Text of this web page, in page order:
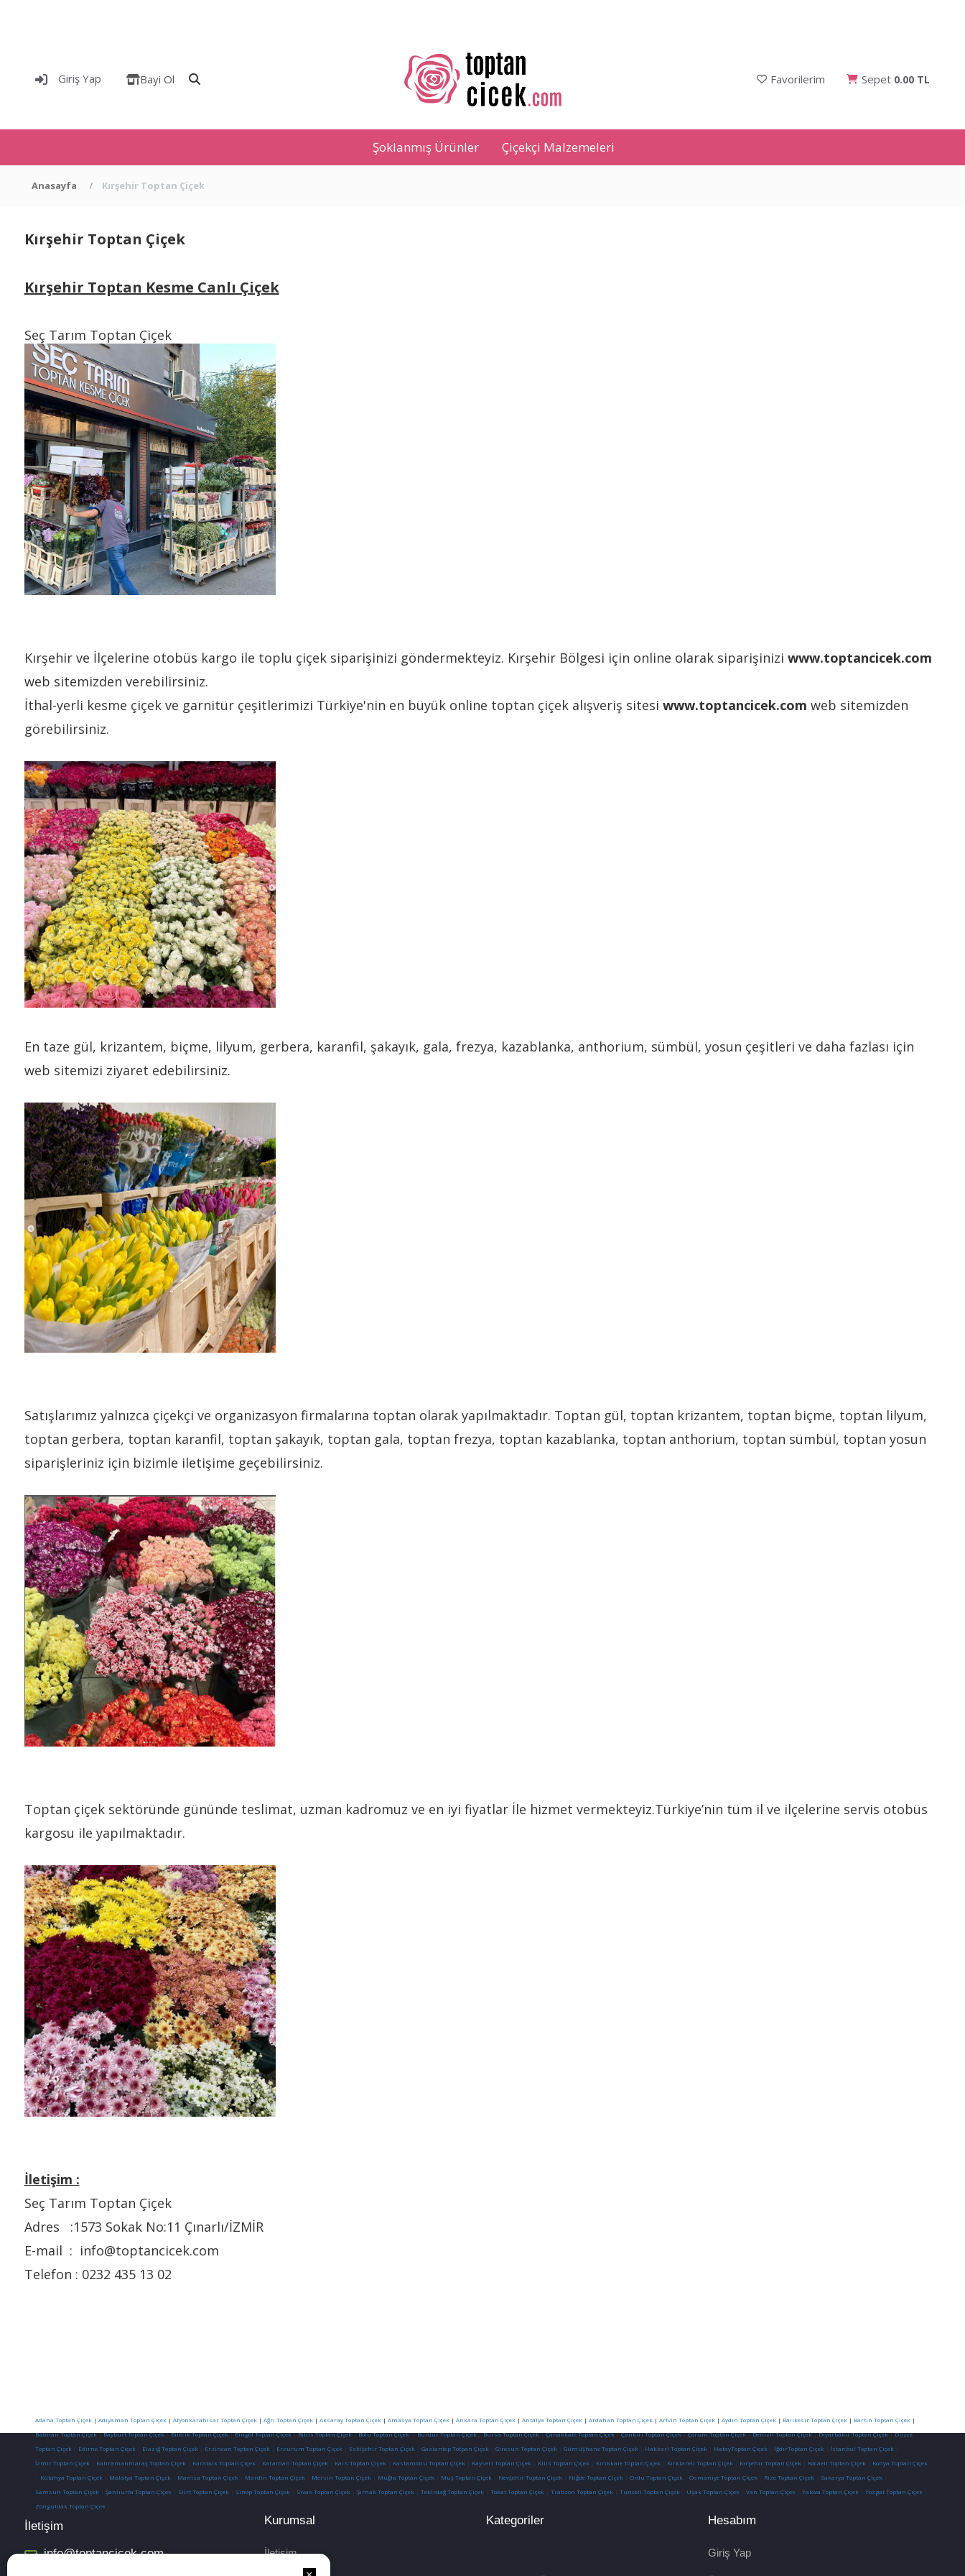
Giriş Yap Bayi Ol Favorilerim Sepet 0.00 TL
Şoklanmış Ürünler Çiçekçi Malzemeleri
Anasayfa Kırşehir Toptan Çiçek
Kırşehir Toptan Çiçek
Kırşehir Toptan Kesme Canlı Çiçek
Seç Tarım Toptan Çiçek
Kırşehir ve İlçelerine otobüs kargo ile toplu çiçek siparişinizi göndermekteyiz. Kırşehir Bölgesi için online olarak siparişinizi www.toptancicek.com
web sitemizden verebilirsiniz.
İthal-yerli kesme çiçek ve garnitür çeşitlerimizi Türkiye'nin en büyük online toptan çiçek alışveriş sitesi www.toptancicek.com web sitemizden
görebilirsiniz.
En taze gül, krizantem, biçme, lilyum, gerbera, karanfil, şakayık, gala, frezya, kazablanka, anthorium, sümbül, yosun çeşitleri ve daha fazlası için
web sitemizi ziyaret edebilirsiniz.
Satışlarımız yalnızca çiçekçi ve organizasyon firmalarına toptan olarak yapılmaktadır. Toptan gül, toptan krizantem, toptan biçme, toptan lilyum,
toptan gerbera, toptan karanfil, toptan şakayık, toptan gala, toptan frezya, toptan kazablanka, toptan anthorium, toptan sümbül, toptan yosun
siparişleriniz için bizimle iletişime geçebilirsiniz.
Toptan çiçek sektöründe gününde teslimat, uzman kadromuz ve en iyi fiyatlar İle hizmet vermekteyiz.Türkiye’nin tüm il ve ilçelerine servis otobüs
kargosu ile yapılmaktadır.
İletişim :
Seç Tarım Toptan Çiçek
Adres :1573 Sokak No:11 Çınarlı/İZMİR
E-mail : info@toptancicek.com
Telefon : 0232 435 13 02
Adana Toptan Çiçek| Adıyaman Toptan Çiçek| Afyonkarahisar Toptan Çiçek| Ağrı Toptan Çiçek| Aksaray Toptan Çiçek| Amasya Toptan Çiçek| Ankara Toptan Çiçek| Antalya Toptan Çiçek| Ardahan Toptan Çiçek| Artvin Toptan Çiçek| Aydın Toptan Çiçek| Balıkesir Toptan Çiçek| Bartın Toptan Çiçek|
Batman Toptan Çiçek|Bayburt Toptan Çiçek|Bilecik Toptan Çiçek|Bingöl Toptan Çiçek|Bitlis Toptan Çiçek|Bolu Toptan Çiçek|Burdur Toptan Çiçek|Bursa Toptan Çiçek|Çanakkale Toptan Çiçek|Çankırı Toptan Çiçek|Çorum Toptan Çiçek|Denizli Toptan Çiçek|Diyarbakır Toptan Çiçek|Düzce
Toptan Çiçek
Edirne Toptan Çiçek Elazığ Toptan Çiçek Erzincan Toptan Çiçek Erzurum Toptan Çiçek Eskişehir Toptan Çiçek Gaziantep Totpan Çiçek Giresun Toptan Çiçek Gümüşhane Toptan Çiçek Hakkari Toptan Çiçek HatayToptan Çiçek IğdırToptan Çiçek İstanbul Toptan Çiçek
İzmir Toptan Çiçek
Kahramanmaraş Toptan Çiçek Karabük Toptan Çiçek Karaman Toptan Çiçek Kars Toptan Çiçek Kastamonu Toptan Çiçek Kayseri Toptan Çiçek Kilis Toptan Çiçek Kırıkkale Toptan Çiçek Kırklareli Toptan Çiçek Kırşehir Toptan Çiçek Kocaeli Toptan Çiçek
Konya Toptan Çiçek
Kütahya Toptan Çiçek Malatya Toptan Çiçek Manisa Toptan Çiçek Mardin Toptan Çiçek Mersin Toptan Çiçek Muğla Toptan Çiçek Muş Toptan Çiçek Nevşehir Toptan Çiçek Niğde Toptan Çiçek Ordu Toptan Çiçek Osmaniye Toptan Çiçek Rize Toptan Çiçek Sakarya Toptan Çiçek
Samsun Toptan Çiçek
Şanlıurfa Toptan Çiçek Siirt Toptan Çiçek Sinop Toptan Çiçek Sivas Toptan Çiçek Şırnak Toptan Çiçek Tekirdağ Toptan Çiçek Tokat Toptan Çiçek Trabzon Toptan Çiçek Tunceli Toptan Çiçek Uşak Toptan Çiçek Van Toptan Çiçek Yalova Toptan Çiçek Yozgat Toptan Çiçek
Zonguldak Toptan Çiçek
İletişim
info@toptancicek.com
Kurumsal
İletişim
Kategoriler Hesabım
Giriş Yap